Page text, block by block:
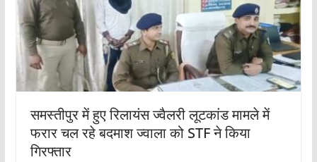
समस्तीपुर में हुए रिलायंस ज्वैलरी लूटकांड मामले में
फरार चल रहे बदमाश ज्वाला को STF ने किया
गिरफ्तार